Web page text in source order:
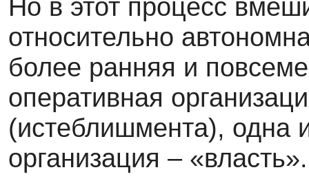
Но в этот процесс
относительно
более ранняя и
оперативная
(истеблишмента), одна
организация –